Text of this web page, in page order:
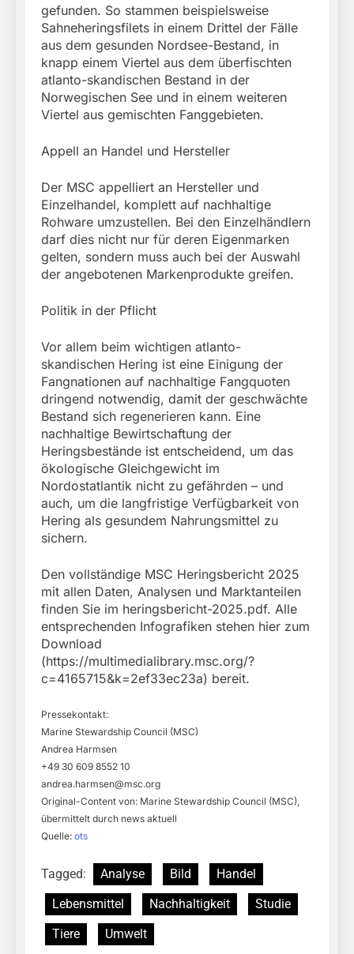
gefunden. So stammen beispielsweise
Sahneheringsfilets in einem Drittel der Fälle
aus dem gesunden Nordsee-Bestand, in
knapp einem Viertel aus dem überfischten
atlanto-skandischen Bestand in der
Norwegischen See und in einem weiteren
Viertel aus gemischten Fanggebieten.
Appell an Handel und Hersteller
Der MSC appelliert an Hersteller und
Einzelhandel, komplett auf nachhaltige
Rohware umzustellen. Bei den Einzelhändlern
darf dies nicht nur für deren Eigenmarken
gelten, sondern muss auch bei der Auswahl
der angebotenen Markenprodukte greifen.
Politik in der Pflicht
Vor allem beim wichtigen atlanto-
skandischen Hering ist eine Einigung der
Fangnationen auf nachhaltige Fangquoten
dringend notwendig, damit der geschwächte
Bestand sich regenerieren kann. Eine
nachhaltige Bewirtschaftung der
Heringsbestände ist entscheidend, um das
ökologische Gleichgewicht im
Nordostatlantik nicht zu gefährden – und
auch, um die langfristige Verfügbarkeit von
Hering als gesundem Nahrungsmittel zu
sichern.
Den vollständige MSC Heringsbericht 2025
mit allen Daten, Analysen und Marktanteilen
finden Sie im heringsbericht-2025.pdf. Alle
entsprechenden Infografiken stehen hier zum
Download
(https://multimedialibrary.msc.org/?
c=4165715&k=2ef33ec23a) bereit.
Pressekontakt:
Marine Stewardship Council (MSC)
Andrea Harmsen
+49 30 609 8552 10
andrea.harmsen@msc.org
Original-Content von: Marine Stewardship Council (MSC),
übermittelt durch news aktuell
Quelle: ots
Tagged: Analyse Bild
Handel
Lebensmittel
Nachhaltigkeit
Studie
Tiere
Umwelt